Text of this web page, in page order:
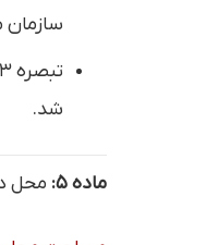
شد.
ماده ۵: محل